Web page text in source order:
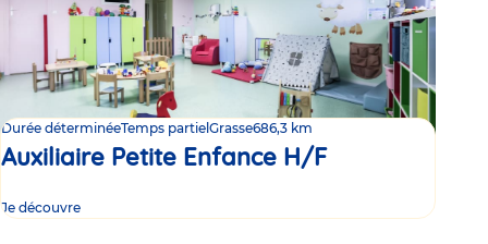
Durée déterminéeTemps partiel Grasse686,3 km
Auxiliaire Petite Enfance H/F
Je découvre